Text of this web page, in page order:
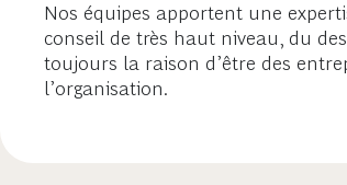
Nos équipes apportent une
conseil de très haut niveau, du
toujours la raison d’être des
l’organisation.